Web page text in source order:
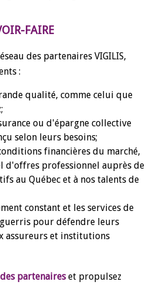
FAIRE
des partenaires VIGILIS,
:
qualité, comme celui que
ou d'épargne collective
selon leurs besoins;
financières du marché,
d'offres professionnel auprès de
au Québec et à nos talents de
constant et les services de
pour défendre leurs
assureurs et institutions
partenaireset propulsez